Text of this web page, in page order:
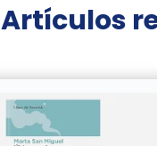
Artículos